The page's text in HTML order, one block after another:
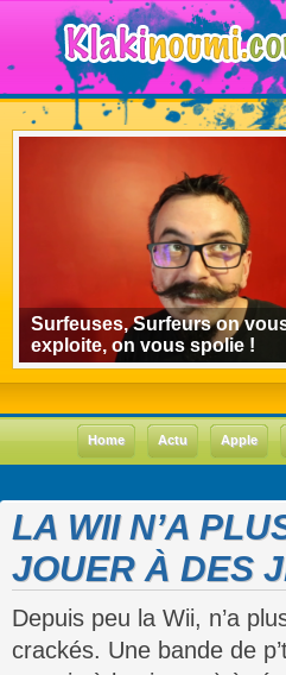
Surfeuses, Surfeurs on
exploite, on vous spolie !
Home Actu Apple
LA WII N’A
JOUER À DES
Depuis peu la Wii, n’a
crackés. Une bande de